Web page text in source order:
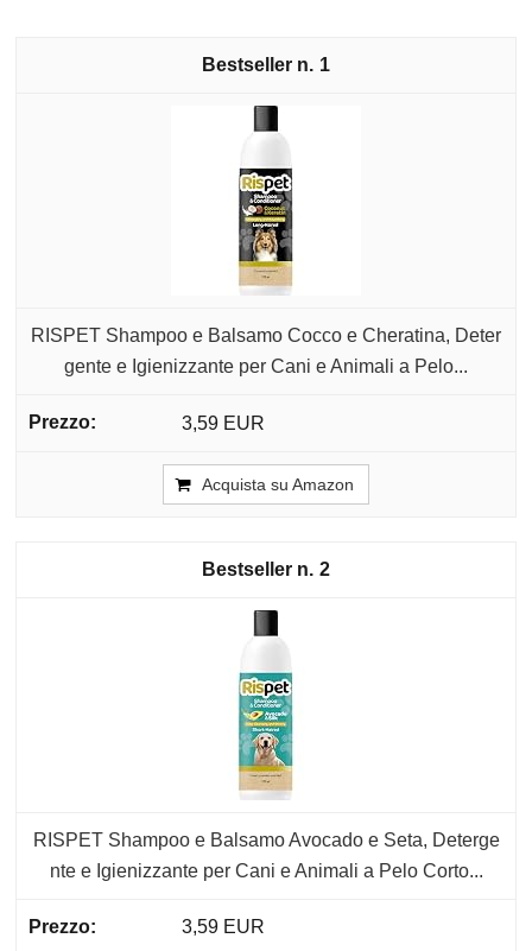
1
RISPET Shampoo e Balsamo Cocco e Cheratina, Deter
gente e Igienizzante per Cani e Animali a Pelo...
3,59 EUR
Acquista su Amazon
2
RISPET Shampoo e Balsamo Avocado e Seta, Deterge
nte e Igienizzante per Cani e Animali a Pelo Corto...
3,59 EUR